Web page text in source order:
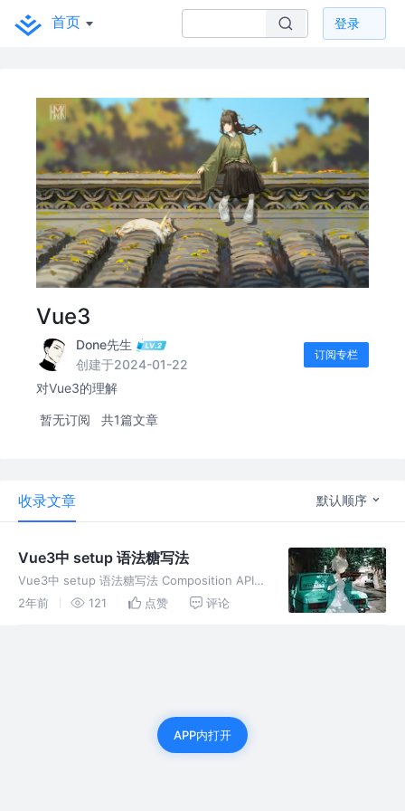
首页 登录
Vue3
Done先生
创建于2024-01-22
订阅专栏
对Vue3的理解
暂无订阅 共1篇文章
收录文章 默认顺序
Vue3中 setup 语法糖写法
Vue3中 setup 语法糖写法 Composition API及
组合式API,是根据逻辑相关性组织代码的，提高
2年前 121 点赞 评论
APP内打开